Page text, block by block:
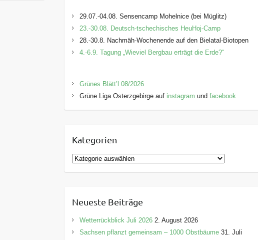
29.07.-04.08. Sensencamp Mohelnice (bei Müglitz)
23.-30.08. Deutsch-tschechisches HeuHoj-Camp
28.-30.8. Nachmäh-Wochenende auf den Bielatal-Biotopen
4.-6.9. Tagung „Wieviel Bergbau erträgt die Erde?“
Grünes Blätt’l 08/2026
Grüne Liga Osterzgebirge auf instagram und facebook
Kategorien
K
a
g
o
r
Neueste Beiträge
Wetterrückblick Juli 2026 2. August 2026
Sachsen pflanzt gemeinsam – 1000 Obstbäume 31. Juli